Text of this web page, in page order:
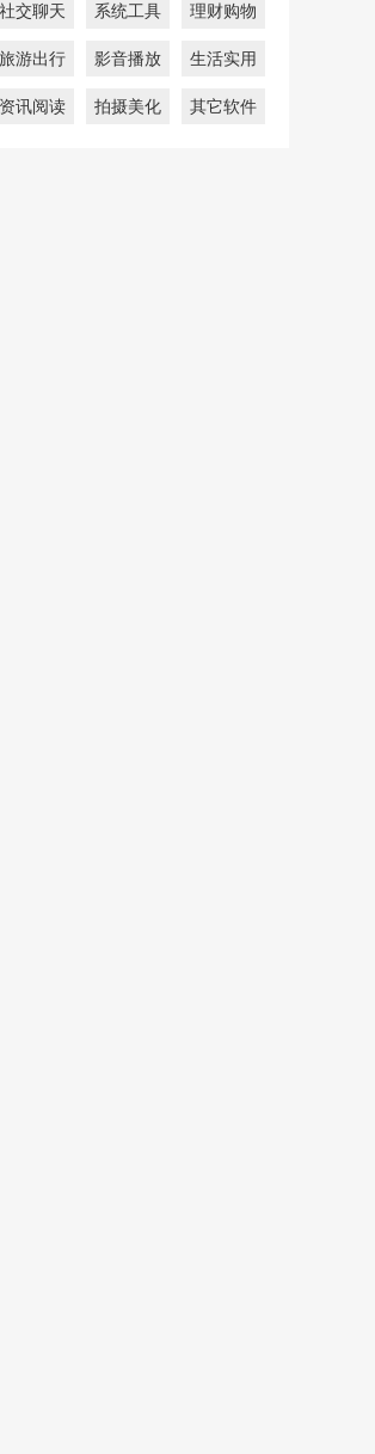
社交聊天 系统工具 理财购物
旅游出行 影音播放 生活实用
资讯阅读 拍摄美化 其它软件